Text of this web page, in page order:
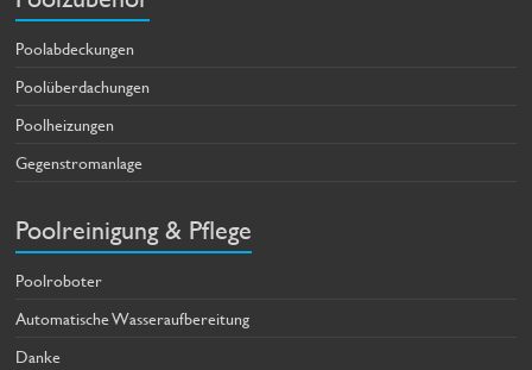
Poolabdeckungen
Poolüberdachungen
Poolheizungen
Gegenstromanlage
Poolreinigung & Pflege
Poolroboter
Automatische Wasseraufbereitung
Danke